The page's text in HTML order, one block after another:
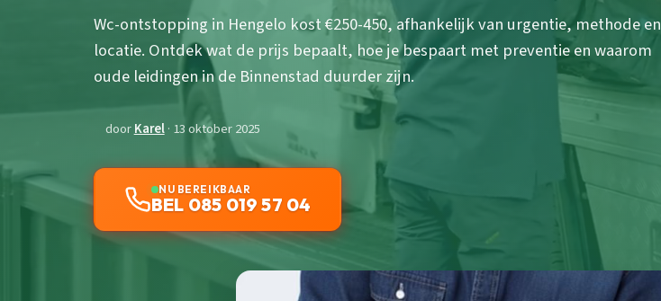
Wc-ontstopping in Hengelo kost €250-450, afhankelijk van urgentie, methode en
locatie. Ontdek wat de prijs bepaalt, hoe je bespaart met preventie en waarom
oude leidingen in de Binnenstad duurder zijn.
doorKarel· 13 oktober 2025
NU BEREIKBAAR
BEL 085 019 57 04